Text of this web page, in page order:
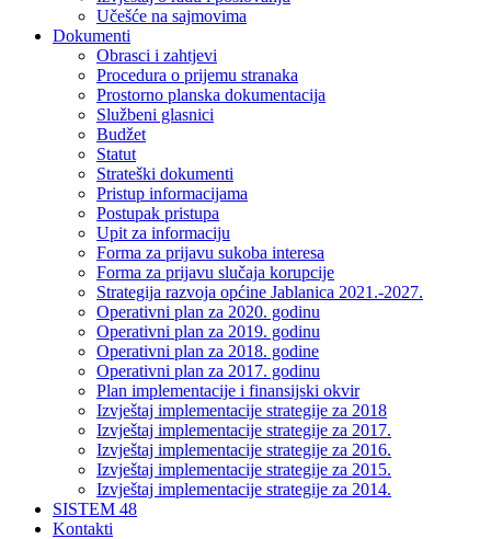
Učešće na sajmovima
Dokumenti
Obrasci i zahtjevi
Procedura o prijemu stranaka
Prostorno planska dokumentacija
Službeni glasnici
Budžet
Statut
Strateški dokumenti
Pristup informacijama
Postupak pristupa
Upit za informaciju
Forma za prijavu sukoba interesa
Forma za prijavu slučaja korupcije
Strategija razvoja općine Jablanica 2021.-2027.
Operativni plan za 2020. godinu
Operativni plan za 2019. godinu
Operativni plan za 2018. godine
Operativni plan za 2017. godinu
Plan implementacije i finansijski okvir
Izvještaj implementacije strategije za 2018
Izvještaj implementacije strategije za 2017.
Izvještaj implementacije strategije za 2016.
Izvještaj implementacije strategije za 2015.
Izvještaj implementacije strategije za 2014.
SISTEM 48
Kontakti